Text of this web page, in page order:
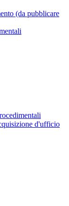
(da pubblicare
d'ufficio